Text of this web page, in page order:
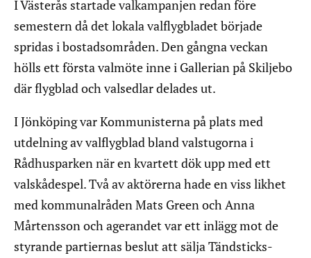
I Västerås startade valkampanjen redan före
semestern då det lokala valflygbladet började
spridas i bostadsområden. Den gångna veckan
hölls ett första valmöte inne i Gallerian på Skiljebo
där flygblad och valsedlar delades ut.
I Jönköping var Kommunisterna på plats med
utdelning av valflygblad bland valstugorna i
Rådhusparken när en kvartett dök upp med ett
valskådespel. Två av aktörerna hade en viss likhet
med kommunalråden Mats Green och Anna
Mårtensson och agerandet var ett inlägg mot de
styrande partiernas beslut att sälja Tändsticks-